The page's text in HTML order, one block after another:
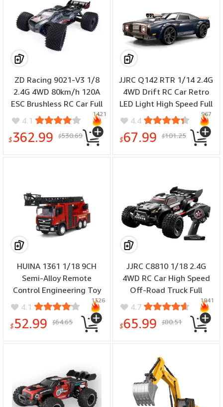
ZD Racing 9021-V3 1/8
2.4G 4WD 80km/h 120A
ESC Brushless RC Car Full
Scale Electric Truggy RTR
Toys
4.1
$362.99 $530.69
1421
JJRC Q142 RTR 1/14 2.4G
4WD Drift RC Car Retro
LED Light High Speed Full
Proportional Flat On-Road
Classic Vehicles Models
Toys
4.4
$67.99 $101.25
967
HUINA 1361 1/18 9CH
Semi-Alloy Remote
Control Engineering Toy
Fire Climbing Rescue
Aerial Ladder Vehicle RC
Car Models
4.1
$52.99 $64.65
1326
JJRC C8810 1/18 2.4G
4WD RC Car High Speed
Off-Road Truck Full
Proportional Vehicles
Models Toys RTR
4.7
$65.99 $80.51
1041